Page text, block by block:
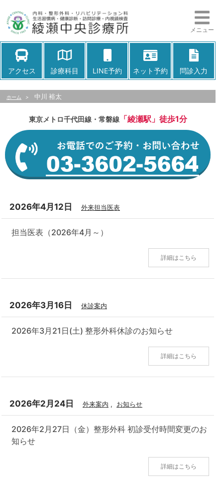
メニュー
アクセス 診療科目 LINE予約 ネット予約 問診入力
ホーム > 中川 裕太
東京メトロ千代田線・常磐線「綾瀬駅」徒歩1分
2026年4月12日 外来担当医表
担当医表（2026年4月～）
詳細はこちら
2026年3月16日 休診案内
2026年3月21日(土) 整形外科休診のお知らせ
詳細はこちら
2026年2月24日 外来案内 , お知らせ
2026年2月27日（金）整形外科 初診受付時間変更のお
知らせ
詳細はこちら